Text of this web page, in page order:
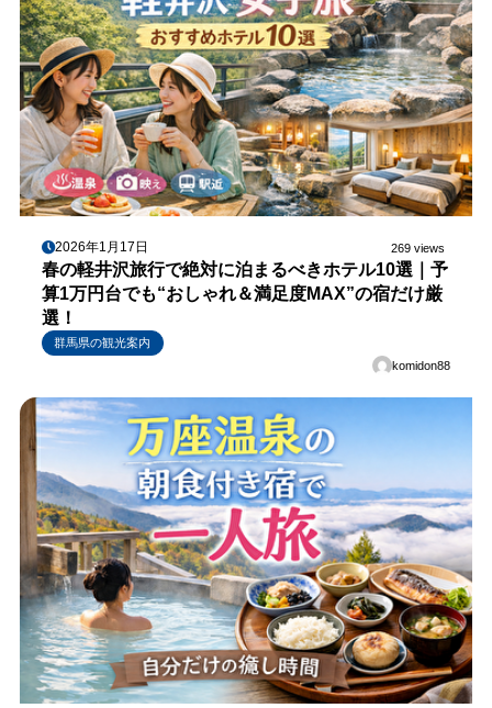
2026年1月17日 269 views
春の軽井沢旅行で絶対に泊まるべきホテル10選｜予
算1万円台でも“おしゃれ＆満足度MAX”の宿だけ厳
選！
群馬県の観光案内
komidon88